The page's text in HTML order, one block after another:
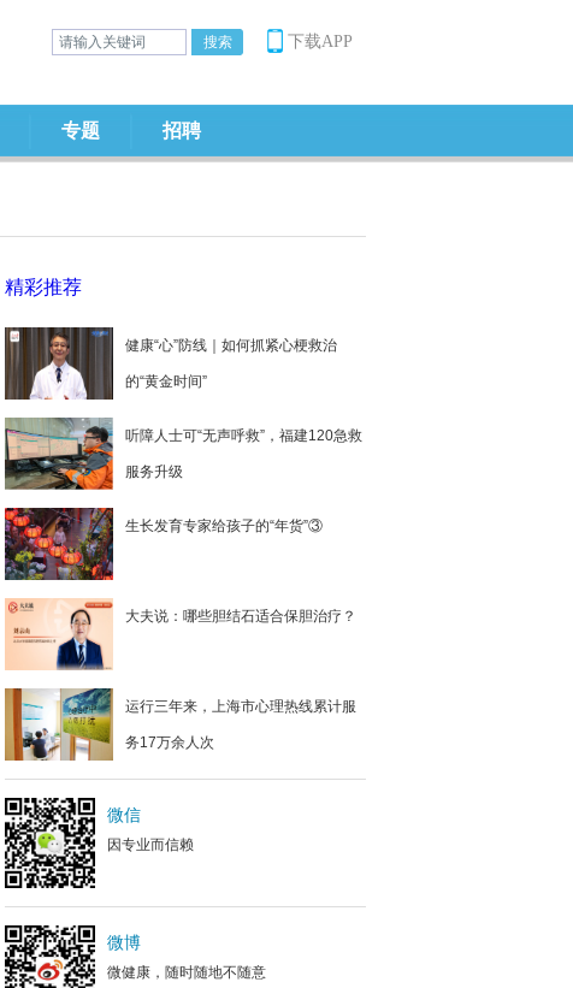
下载APP
专题 招聘
精彩推荐
健康“心”防线｜如何抓紧心梗救治
的“黄金时间”
听障人士可“无声呼救”，福建120急救
服务升级
生长发育专家给孩子的“年货”③
大夫说：哪些胆结石适合保胆治疗？
运行三年来，上海市心理热线累计服
务17万余人次
微信
因专业而信赖
微博
微健康，随时随地不随意